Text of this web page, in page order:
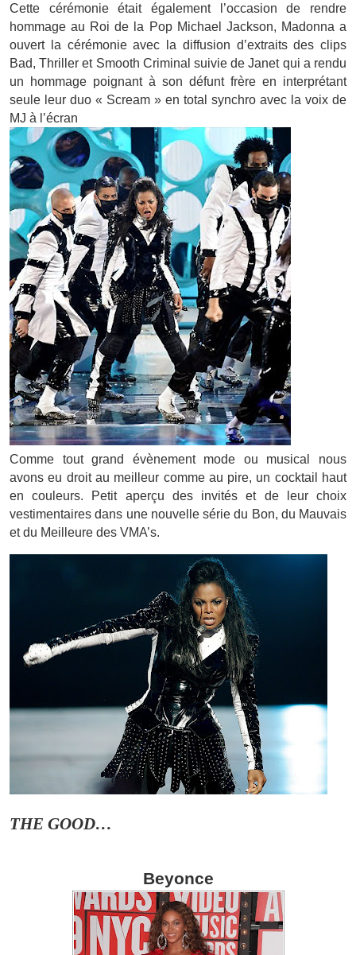
Cette cérémonie était également l’occasion de rendre
hommage au Roi de la Pop Michael Jackson, Madonna a
ouvert la cérémonie avec la diffusion d’extraits des clips
Bad, Thriller et Smooth Criminal suivie de Janet qui a rendu
un hommage poignant à son défunt frère en interprétant
seule leur duo « Scream » en total synchro avec la voix de
MJ à l’écran
Comme tout grand évènement mode ou musical nous
avons eu droit au meilleur comme au pire, un cocktail haut
en couleurs. Petit aperçu des invités et de leur choix
vestimentaires dans une nouvelle série du Bon, du Mauvais
et du Meilleure des VMA’s.
THE GOOD…
Beyonce